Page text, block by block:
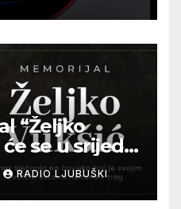
“Željko
se u srijedu
RADIO LJUBUŠKI